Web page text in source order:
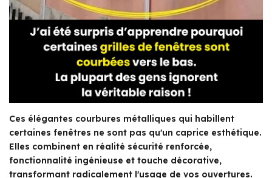
Ces élégantes courbures métalliques qui habillent
certaines fenêtres ne sont pas qu'un caprice esthétique.
Elles combinent en réalité sécurité renforcée,
fonctionnalité ingénieuse et touche décorative,
transformant radicalement l'usage de vos ouvertures.